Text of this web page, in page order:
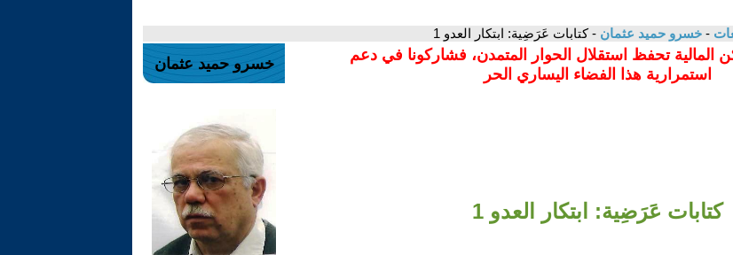
- خسرو حميد عثمان - كتابات عَرَضِية: ابتكار العدو 1
المالية تحفظ استقلال الحوار المتمدن، فشاركونا في دعم
استمرارية هذا الفضاء اليساري الحر
كتابات عَرَضِية: ابتكار العدو 1
خسرو حميد عثمان